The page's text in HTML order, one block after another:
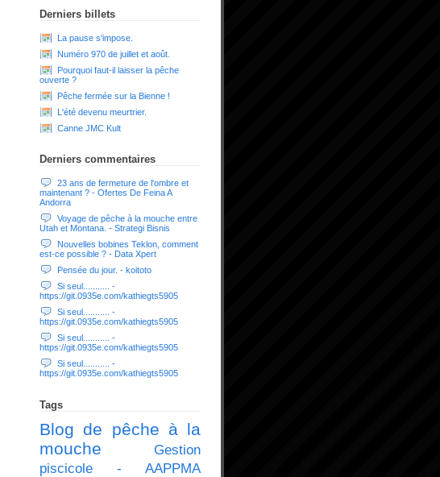
Derniers billets
La pause s'impose.
Numéro 970 de juillet et août.
Pourquoi faut-il laisser la pêche
ouverte ?
Pêche fermée sur la Bienne !
L'été devenu meurtrier.
Canne JMC Kult
Derniers commentaires
23 ans de fermeture de l'ombre et
maintenant ? - Ofertes De Feina A
Andorra
Voyage de pêche à la mouche entre
Utah et Montana. - Strategi Bisnis
Nouvelles bobines Teklon, comment
est-ce possible ? - Data Xpert
Pensée du jour. - koitoto
Si seul........... -
https://git.0935e.com/kathiegts5905
Si seul........... -
https://git.0935e.com/kathiegts5905
Si seul........... -
https://git.0935e.com/kathiegts5905
Si seul........... -
https://git.0935e.com/kathiegts5905
Tags
Blog de pêche à la
mouche
Gestion
piscicole - AAPPMA